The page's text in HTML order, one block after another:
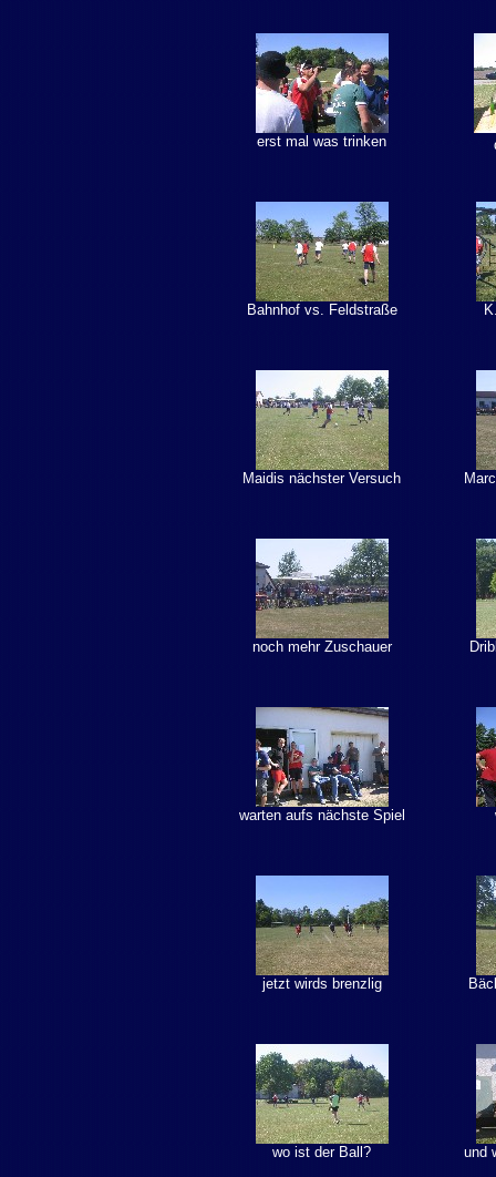
erst mal was trinken
Bahnhof vs. Feldstraße
Maidis nächster Versuch
noch mehr Zuschauer
warten aufs nächste Spiel
jetzt wirds brenzlig
wo ist der Ball? und